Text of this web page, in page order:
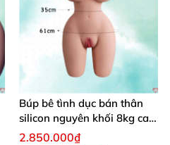
Búp bê tình dục bán thân
silicon nguyên khối 8kg cao
cấp mô phỏng người thật
2.850.000₫